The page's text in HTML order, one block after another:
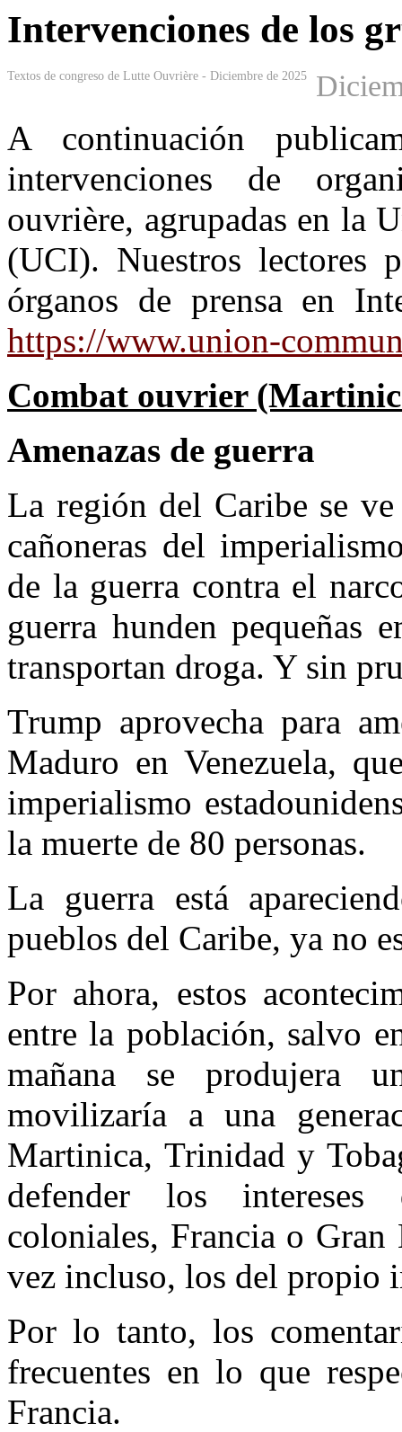
Intervenciones de los
Textos de congreso de Lutte Ouvrière - Diciembre de 2025
A continuación
intervenciones de
ouvrière, agrupadas en la
(UCI). Nuestros lectores
órganos de prensa en
https://www.union-
Combat ouvrier
Amenazas de guerra
La región del Caribe se
cañoneras del
de la guerra contra el
guerra hunden pequeñas
transportan droga. Y sin
Trump aprovecha para
Maduro en Venezuela,
imperialismo
la muerte de 80 personas.
La guerra está
pueblos del Caribe, ya no
Por ahora, estos
entre la población, salvo
mañana se produjera
movilizaría a una
Martinica, Trinidad y
defender los intereses
coloniales, Francia o
vez incluso, los del propio
Por lo tanto, los
frecuentes en lo que
Francia.